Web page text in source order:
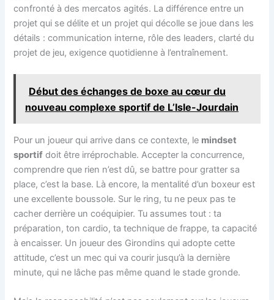
confronté à des mercatos agités. La différence entre un
projet qui se délite et un projet qui décolle se joue dans les
détails : communication interne, rôle des leaders, clarté du
projet de jeu, exigence quotidienne à l’entraînement.
Début des échanges de boxe au cœur du
nouveau complexe sportif de L’Isle-Jourdain
Pour un joueur qui arrive dans ce contexte, le mindset
sportif doit être irréprochable. Accepter la concurrence,
comprendre que rien n’est dû, se battre pour gratter sa
place, c’est la base. Là encore, la mentalité d’un boxeur est
une excellente boussole. Sur le ring, tu ne peux pas te
cacher derrière un coéquipier. Tu assumes tout : ta
préparation, ton cardio, ta technique de frappe, ta capacité
à encaisser. Un joueur des Girondins qui adopte cette
attitude, c’est un mec qui va courir jusqu’à la dernière
minute, qui ne lâche pas même quand le stade gronde.